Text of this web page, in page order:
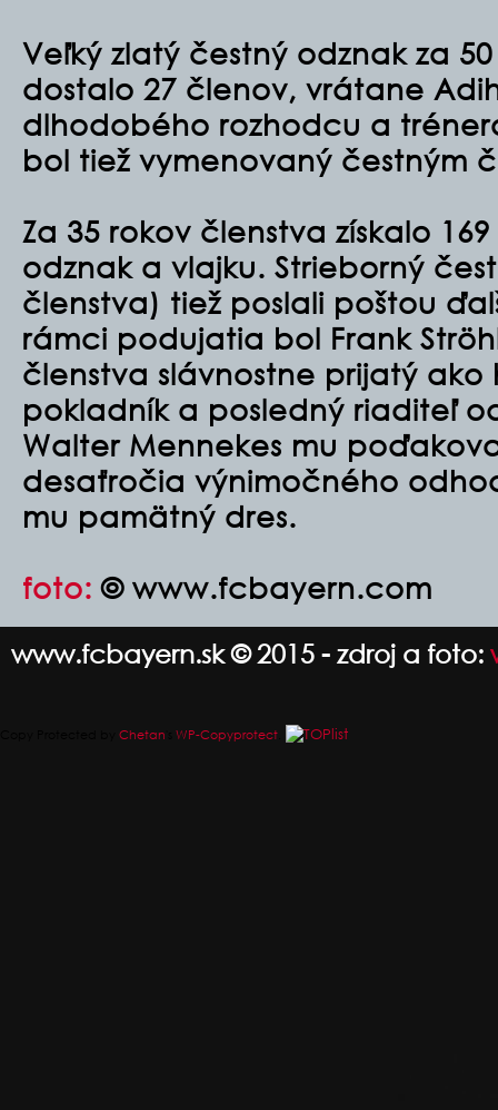
Veľký zlatý čestný odznak za
dostalo 27 členov, vrátane
dlhodobého rozhodcu a
bol tiež vymenovaný čestným
Za 35 rokov členstva získalo
odznak a vlajku. Strieborný
členstva) tiež poslali poštou
rámci podujatia bol Frank
členstva slávnostne prijatý ako
pokladník a posledný riaditeľ
Walter Mennekes mu
desaťročia výnimočného
mu pamätný dres.
foto: © www.fcbayern.com
www.fcbayern.sk © 2015 - zdroj a foto:
Chetan WP-Copyprotect